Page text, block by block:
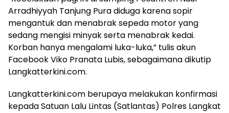
Arradhiyyah Tanjung Pura diduga karena sopir
mengantuk dan menabrak sepeda motor yang
sedang mengisi minyak serta menabrak kedai.
Korban hanya mengalami luka-luka,” tulis akun
Facebook Viko Pranata Lubis, sebagaimana dikutip
Langkatterkini.com.
Langkatterkini.com berupaya melakukan konfirmasi
kepada Satuan Lalu Lintas (Satlantas) Polres Langkat